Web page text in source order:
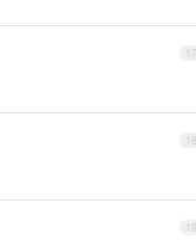
17
18
19